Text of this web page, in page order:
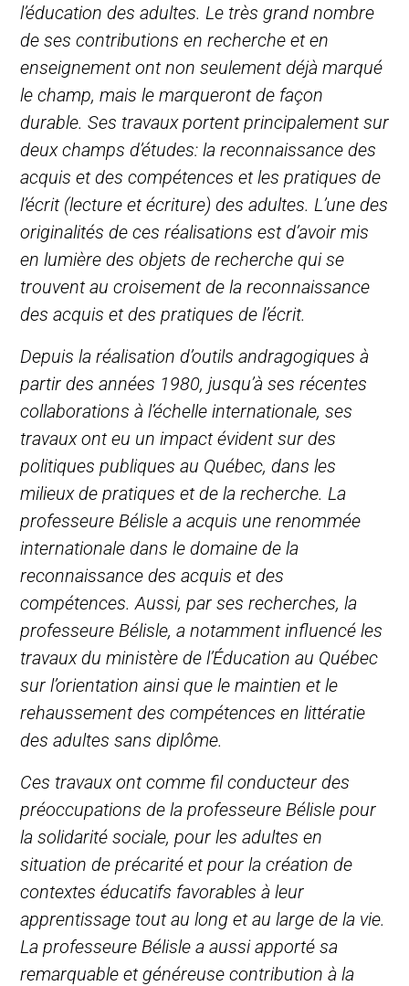
l’éducation des adultes. Le très grand nombre
de ses contributions en recherche et en
enseignement ont non seulement déjà marqué
le champ, mais le marqueront de façon
durable. Ses travaux portent principalement sur
deux champs d’études: la reconnaissance des
acquis et des compétences et les pratiques de
l’écrit (lecture et écriture) des adultes. L’une des
originalités de ces réalisations est d’avoir mis
en lumière des objets de recherche qui se
trouvent au croisement de la reconnaissance
des acquis et des pratiques de l’écrit.
Depuis la réalisation d’outils andragogiques à
partir des années 1980, jusqu’à ses récentes
collaborations à l’échelle internationale, ses
travaux ont eu un impact évident sur des
politiques publiques au Québec, dans les
milieux de pratiques et de la recherche. La
professeure Bélisle a acquis une renommée
internationale dans le domaine de la
reconnaissance des acquis et des
compétences. Aussi, par ses recherches, la
professeure Bélisle, a notamment influencé les
travaux du ministère de l’Éducation au Québec
sur l’orientation ainsi que le maintien et le
rehaussement des compétences en littératie
des adultes sans diplôme.
Ces travaux ont comme fil conducteur des
préoccupations de la professeure Bélisle pour
la solidarité sociale, pour les adultes en
situation de précarité et pour la création de
contextes éducatifs favorables à leur
apprentissage tout au long et au large de la vie.
La professeure Bélisle a aussi apporté sa
remarquable et généreuse contribution à la